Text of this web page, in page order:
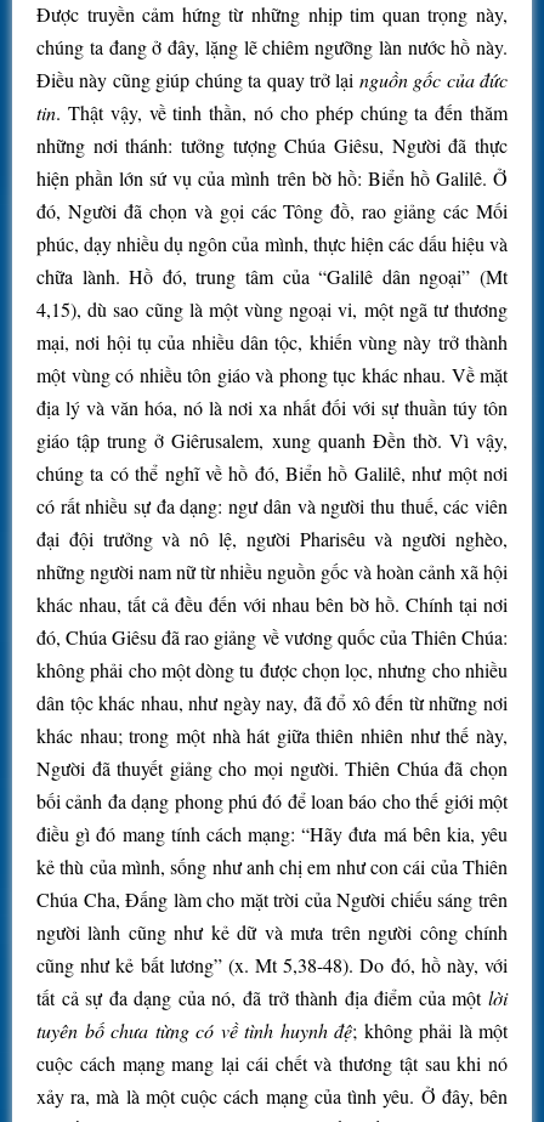
Được truyền cảm hứng từ những nhịp tim quan trọng này,
chúng ta đang ở đây, lặng lẽ chiêm ngưỡng làn nước hồ này.
Điều này cũng giúp chúng ta quay trở lại nguồn gốc của đức
tin. Thật vậy, về tinh thần, nó cho phép chúng ta đến thăm
những nơi thánh: tưởng tượng Chúa Giêsu, Người đã thực
hiện phần lớn sứ vụ của mình trên bờ hồ: Biển hồ Galilê. Ở
đó, Người đã chọn và gọi các Tông đồ, rao giảng các Mối
phúc, dạy nhiều dụ ngôn của mình, thực hiện các dấu hiệu và
chữa lành. Hồ đó, trung tâm của “Galilê dân ngoại” (Mt
4,15), dù sao cũng là một vùng ngoại vi, một ngã tư thương
mại, nơi hội tụ của nhiều dân tộc, khiến vùng này trở thành
một vùng có nhiều tôn giáo và phong tục khác nhau. Về mặt
địa lý và văn hóa, nó là nơi xa nhất đối với sự thuần túy tôn
giáo tập trung ở Giêrusalem, xung quanh Đền thờ. Vì vậy,
chúng ta có thể nghĩ về hồ đó, Biển hồ Galilê, như một nơi
có rất nhiều sự đa dạng: ngư dân và người thu thuế, các viên
đại đội trưởng và nô lệ, người Pharisêu và người nghèo,
những người nam nữ từ nhiều nguồn gốc và hoàn cảnh xã hội
khác nhau, tất cả đều đến với nhau bên bờ hồ. Chính tại nơi
đó, Chúa Giêsu đã rao giảng về vương quốc của Thiên Chúa:
không phải cho một dòng tu được chọn lọc, nhưng cho nhiều
dân tộc khác nhau, như ngày nay, đã đổ xô đến từ những nơi
khác nhau; trong một nhà hát giữa thiên nhiên như thế này,
Người đã thuyết giảng cho mọi người. Thiên Chúa đã chọn
bối cảnh đa dạng phong phú đó để loan báo cho thế giới một
điều gì đó mang tính cách mạng: “Hãy đưa má bên kia, yêu
kẻ thù của mình, sống như anh chị em như con cái của Thiên
Chúa Cha, Đấng làm cho mặt trời của Người chiếu sáng trên
người lành cũng như kẻ dữ và mưa trên người công chính
cũng như kẻ bất lương” (x. Mt 5,38-48). Do đó, hồ này, với
tất cả sự đa dạng của nó, đã trở thành địa điểm của một lời
tuyên bố chưa từng có về tình huynh đệ; không phải là một
cuộc cách mạng mang lại cái chết và thương tật sau khi nó
xảy ra, mà là một cuộc cách mạng của tình yêu. Ở đây, bên